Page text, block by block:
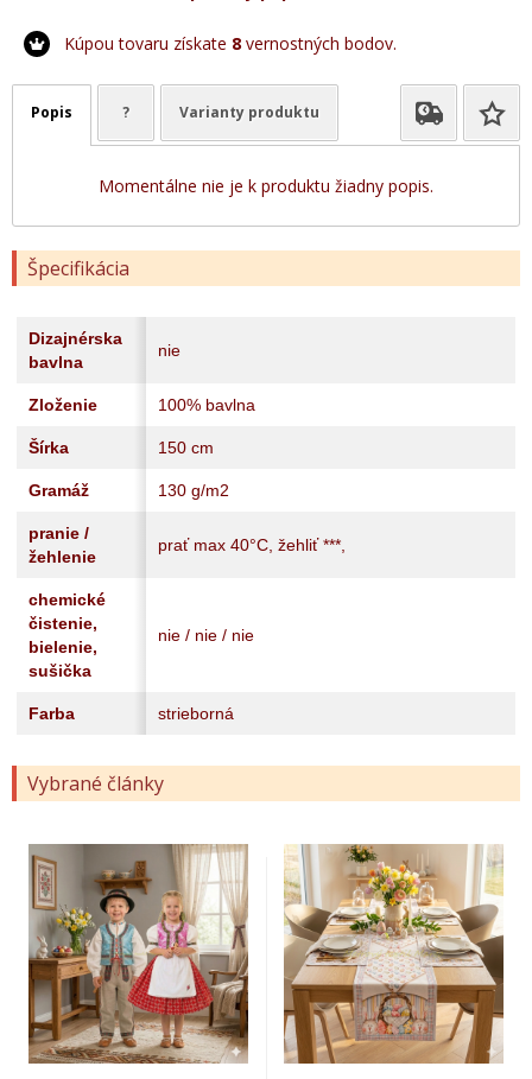
Kúpou tovaru získate 8 vernostných bodov.
Popis ? Varianty produktu
Momentálne nie je k produktu žiadny popis.
Špecifikácia
Dizajnérska
bavlna
nie
Zloženie 100% bavlna
Šírka 150 cm
Gramáž 130 g/m2
pranie /
žehlenie
prať max 40°C, žehliť ***,
chemické
čistenie,
bielenie,
sušička
nie / nie / nie
Farba strieborná
Vybrané články